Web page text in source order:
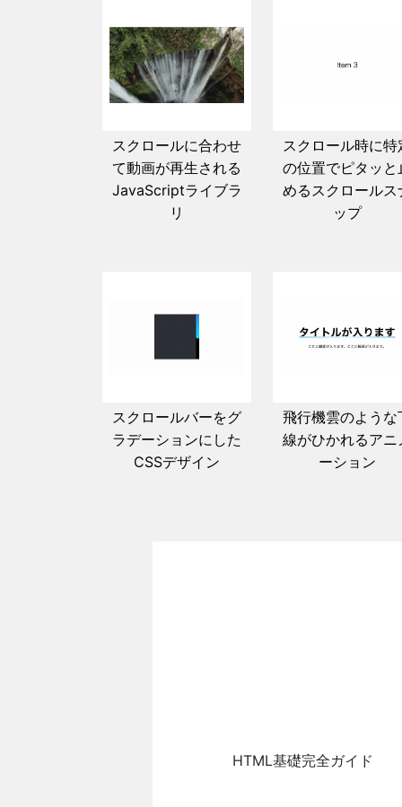
スクロールに合わせ
て動画が再生される
JavaScriptライブラ
リ
スクロール時に特
の位置でピタッと
めるスクロールス
ップ
スクロールバーをグ
ラデーションにした
CSSデザイン
飛行機雲のような
線がひかれるアニ
ーション
HTML基礎完全ガイド